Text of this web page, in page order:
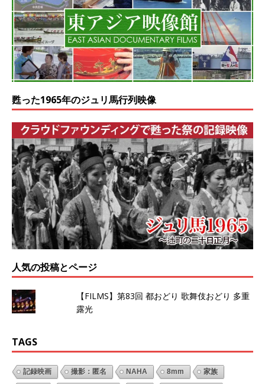
甦った1965年のジュリ馬行列映像
人気の投稿とページ
【FILMS】第83回 都おどり 歌舞伎おどり 多重
露光
TAGS
記録映画 撮影：匿名 NAHA 8mm 家族